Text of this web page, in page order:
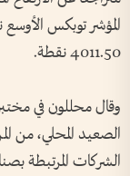
4011.50 نقطة.
وقال محللون في
الصعيد المحلي، من
الشركات المرتبطة